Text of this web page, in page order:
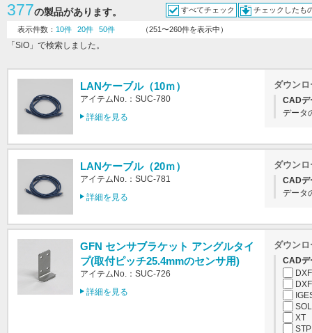
377の製品があります。 すべてチェック チェックしたも
表示件数： 10件 20件 50件 （251〜260件を表示中）
「SiO」で検索しました。
LANケーブル（10ｍ）
アイテムNo.：SUC-780
詳細を見る
ダウンロ
CADデ
データ
LANケーブル（20ｍ）
アイテムNo.：SUC-781
詳細を見る
ダウンロ
CADデ
データ
GFN センサブラケット アングルタイ
プ(取付ピッチ25.4mmのセンサ用)
アイテムNo.：SUC-726
詳細を見る
ダウンロ
CADデ
DXF
XT
STP